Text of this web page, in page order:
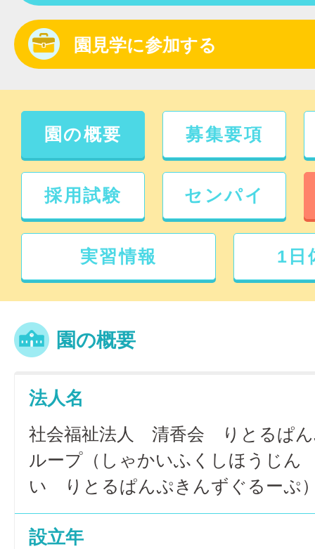
園見学に参加する
園の概要 募集要項
採用試験 センパイ
実習情報 1日
園の概要
法人名
社会福祉法人 清香会 りとるぱん
ループ（しゃかいふくしほうじ
い りとるぱんぷきんずぐるーぷ
設立年